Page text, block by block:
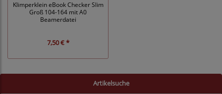
Klimperklein eBook Checker Slim
Groß 104-164 mit A0
Beamerdatei
7,50 € *
Artikelsuche